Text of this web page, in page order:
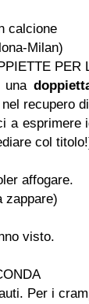
calcione
Milan)
PER
una
recupero
a esprimere
col
affogare.
zappare)
visto.
Per i